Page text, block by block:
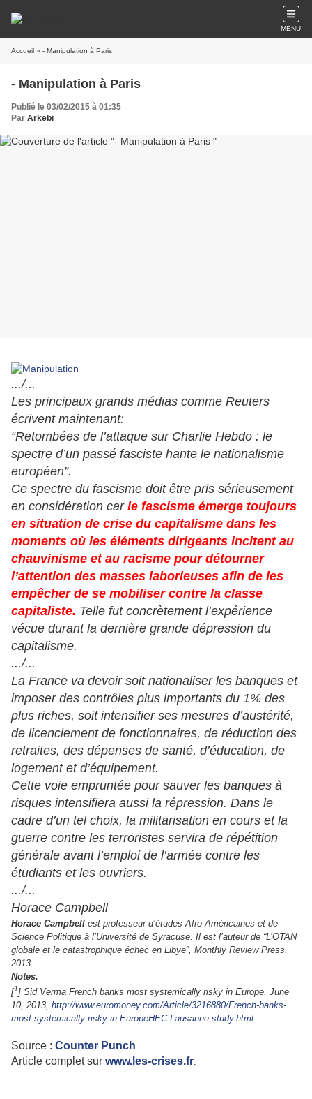
MENU
Accueil » - Manipulation à Paris
- Manipulation à Paris
Publié le 03/02/2015 à 01:35
Par Arkebi
.../...
Les principaux grands médias comme Reuters
écrivent maintenant:
“Retombées de l’attaque sur Charlie Hebdo : le
spectre d’un passé fasciste hante le nationalisme
européen”.
Ce spectre du fascisme doit être pris sérieusement
en considération car le fascisme émerge toujours
en situation de crise du capitalisme dans les
moments où les éléments dirigeants incitent au
chauvinisme et au racisme pour détourner
l’attention des masses laborieuses afin de les
empêcher de se mobiliser contre la classe
capitaliste. Telle fut concrètement l’expérience
vécue durant la dernière grande dépression du
capitalisme.
.../...
La France va devoir soit nationaliser les banques et
imposer des contrôles plus importants du 1% des
plus riches, soit intensifier ses mesures d’austérité,
de licenciement de fonctionnaires, de réduction des
retraites, des dépenses de santé, d’éducation, de
logement et d’équipement.
Cette voie empruntée pour sauver les banques à
risques intensifiera aussi la répression. Dans le
cadre d’un tel choix, la militarisation en cours et la
guerre contre les terroristes servira de répétition
générale avant l’emploi de l’armée contre les
étudiants et les ouvriers.
.../...
Horace Campbell
Horace Campbell est professeur d’études Afro-Américaines et de
Science Politique à l’Université de Syracuse. Il est l’auteur de “L’OTAN
globale et le catastrophique échec en Libye”, Monthly Review Press,
2013.
Notes.
[1] Sid Verma French banks most systemically risky in Europe, June
10, 2013, http://www.euromoney.com/Article/3216880/French-banks-
most-systemically-risky-in-EuropeHEC-Lausanne-study.html
Source : Counter Punch
Article complet sur www.les-crises.fr